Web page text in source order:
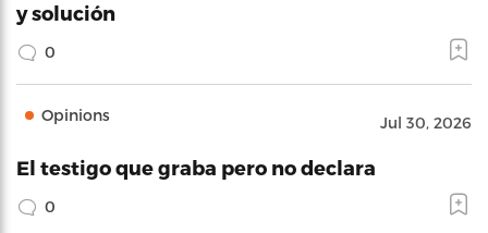
y solución
0
Opinions Jul 30, 2026
El testigo que graba pero no declara
0